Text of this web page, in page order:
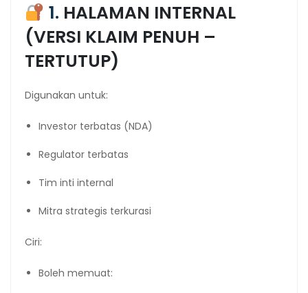
1. HALAMAN INTERNAL
(VERSI KLAIM PENUH –
TERTUTUP)
Digunakan untuk:
Investor terbatas (NDA)
Regulator terbatas
Tim inti internal
Mitra strategis terkurasi
Ciri:
Boleh memuat: